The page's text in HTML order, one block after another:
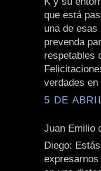
que está
una de
prevenda
respetables
verdades
5 DE
Juan Emilio
Diego: